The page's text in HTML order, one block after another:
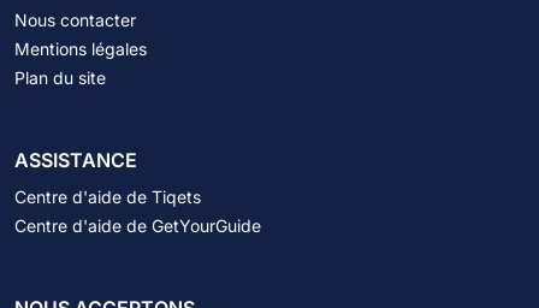
Nous contacter
Mentions légales
Plan du site
ASSISTANCE
Centre d'aide de Tiqets
Centre d'aide de GetYourGuide